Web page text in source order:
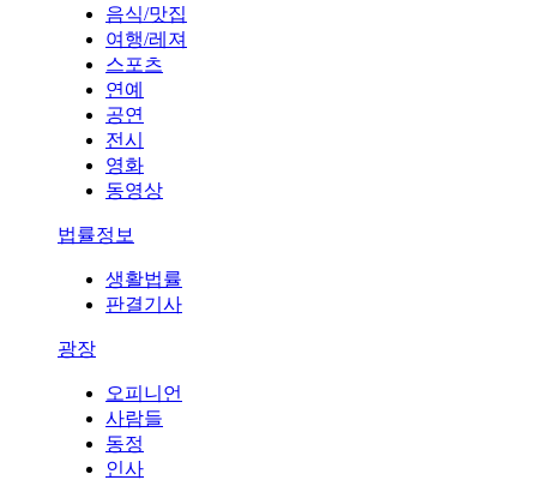
음식/맛집
여행/레져
스포츠
연예
공연
전시
영화
동영상
법률정보
생활법률
판결기사
광장
오피니언
사람들
동정
인사